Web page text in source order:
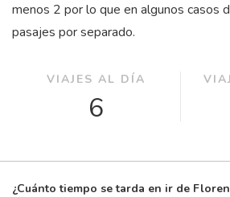
menos 2 por lo que en algunos casos
pasajes por separado.
VIAJES AL DÍA
6
¿Cuánto tiempo se tarda en ir de